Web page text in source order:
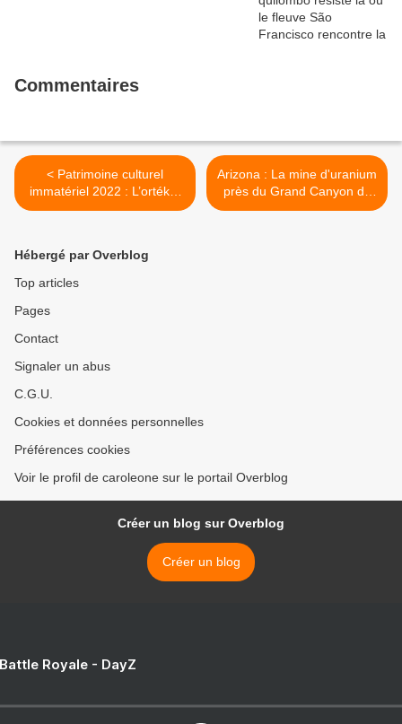
Commentaires
< Patrimoine culturel
immatériel 2022 : L’ortéké,
un art du spectacle
musique
Arizona : La mine d'uranium
près du Grand Canyon du
Colorado s'apprête à ouvrir
Hébergé par Overblog
Top articles
Pages
Contact
Signaler un abus
C.G.U.
Cookies et données personnelles
Préférences cookies
Voir le profil de caroleone sur le portail Overblog
Créer un blog sur Overblog
Créer un blog
Royale - DayZ